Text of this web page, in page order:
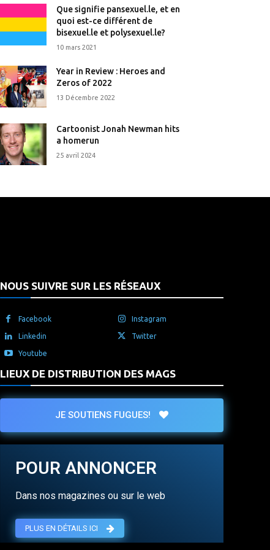
Que signifie pansexuel.le, et en
quoi est-ce différent de
bisexuel.le et polysexuel.le?
10 mars 2021
Year in Review : Heroes and
Zeros of 2022
13 Décembre 2022
Cartoonist Jonah Newman hits
a homerun
25 avril 2024
NOUS SUIVRE SUR LES RÉSEAUX
Facebook Instagram
Linkedin Twitter
Youtube
LIEUX DE DISTRIBUTION DES MAGS
JE SOUTIENS FUGUES!
POUR ANNONCER
Dans nos magazines ou sur le web
PLUS EN DÉTAILS ICI